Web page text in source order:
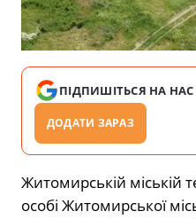
ПІДПИШІТЬСЯ НА НАС
ДОДАТИ ЗАРАЗ
Житомирській міській
особі Житомирської